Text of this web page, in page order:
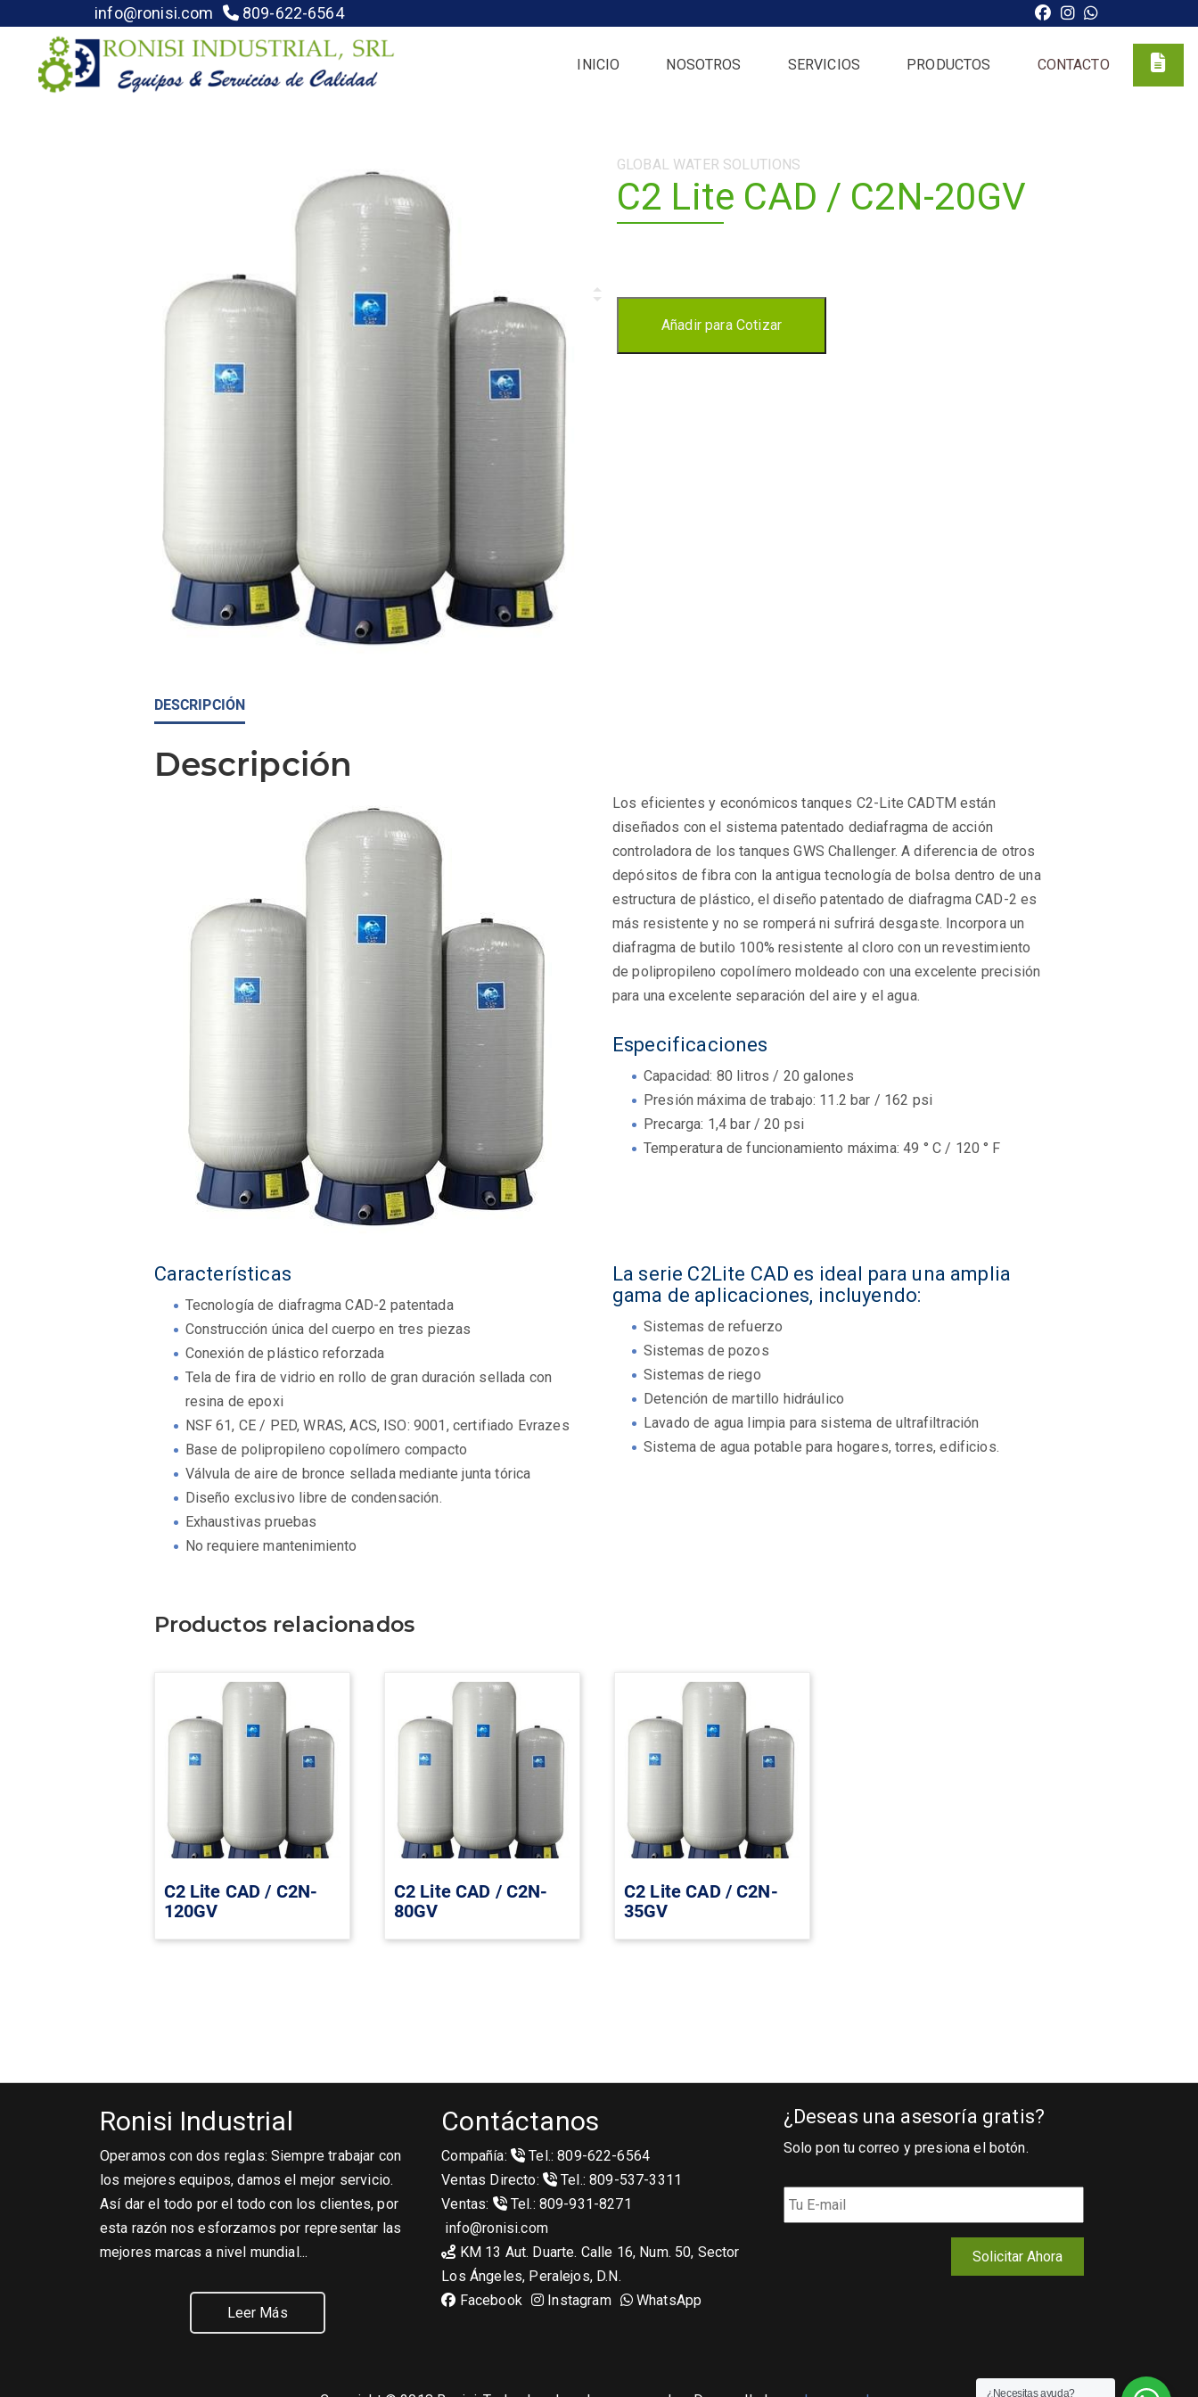
info@ronisi.com 809-622-6564
INICIO NOSOTROS SERVICIOS PRODUCTOS CONTACTO
Categoría:
GLOBAL WATER SOLUTIONS
C2 Lite CAD / C2N-20GV
Añadir para Cotizar
DESCRIPCIÓN
Descripción
Los eficientes y económicos tanques C2-Lite CADTM están
diseñados con el sistema patentado dediafragma de acción
controladora de los tanques GWS Challenger. A diferencia de otros
depósitos de fibra con la antigua tecnología de bolsa dentro de una
estructura de plástico, el diseño patentado de diafragma CAD-2 es
más resistente y no se romperá ni sufrirá desgaste. Incorpora un
diafragma de butilo 100% resistente al cloro con un revestimiento
de polipropileno copolímero moldeado con una excelente precisión
para una excelente separación del aire y el agua.
Especificaciones
Capacidad: 80 litros / 20 galones
Presión máxima de trabajo: 11.2 bar / 162 psi
Precarga: 1,4 bar / 20 psi
Temperatura de funcionamiento máxima: 49 ° C / 120 ° F
Características
Tecnología de diafragma CAD-2 patentada
Construcción única del cuerpo en tres piezas
Conexión de plástico reforzada
Tela de fira de vidrio en rollo de gran duración sellada con
resina de epoxi
NSF 61, CE / PED, WRAS, ACS, ISO: 9001, certifiado Evrazes
Base de polipropileno copolímero compacto
Válvula de aire de bronce sellada mediante junta tórica
Diseño exclusivo libre de condensación.
Exhaustivas pruebas
No requiere mantenimiento
La serie C2Lite CAD es ideal para una amplia
gama de aplicaciones, incluyendo:
Sistemas de refuerzo
Sistemas de pozos
Sistemas de riego
Detención de martillo hidráulico
Lavado de agua limpia para sistema de ultrafiltración
Sistema de agua potable para hogares, torres, edificios.
Productos relacionados
C2 Lite CAD / C2N-
120GV
C2 Lite CAD / C2N-
80GV
C2 Lite CAD / C2N-
35GV
Ronisi Industrial
Operamos con dos reglas: Siempre trabajar con
los mejores equipos, damos el mejor servicio.
Así dar el todo por el todo con los clientes, por
esta razón nos esforzamos por representar las
mejores marcas a nivel mundial...
Leer Más
Contáctanos
Compañía:
Tel.: 809-622-6564
Ventas Directo:
Tel.: 809-537-3311
Ventas:
Tel.: 809-931-8271
info@ronisi.com
KM 13 Aut. Duarte. Calle 16, Num. 50, Sector
Los Ángeles, Peralejos, D.N.
Facebook
Instagram WhatsApp
¿Deseas una asesoría gratis?
Solo pon tu correo y presiona el botón.
¿Necesitas ayuda?